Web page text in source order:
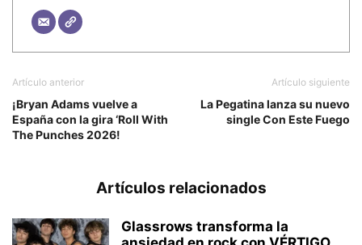
Artículo anterior
¡Bryan Adams vuelve a
España con la gira ‘Roll With
The Punches 2026!
Artículo siguiente
La Pegatina lanza su nuevo
single Con Este Fuego
Artículos relacionados
Glassrows transforma la